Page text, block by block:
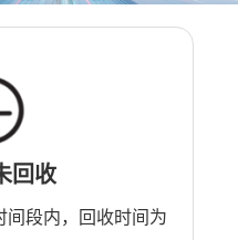
回收
间段内，回收时间为